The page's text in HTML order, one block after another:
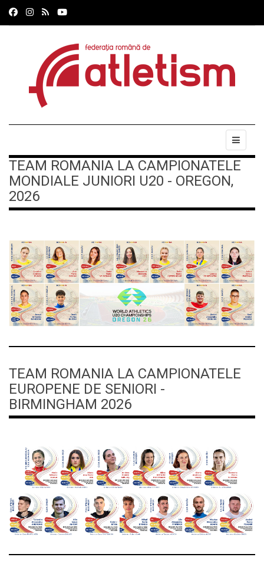
TEAM ROMANIA LA CAMPIONATELE
MONDIALE JUNIORI U20 - OREGON,
2026
TEAM ROMANIA LA CAMPIONATELE
EUROPENE DE SENIORI -
BIRMINGHAM 2026